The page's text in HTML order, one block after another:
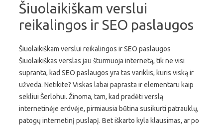
Šiuolaikiškam verslui
reikalingos ir SEO paslaugos
Šiuolaikiškam verslui reikalingos ir SEO paslaugos
Šiuolaikiškas verslas jau šturmuoja internetą, tik ne visi
supranta, kad SEO paslaugos yra tas variklis, kuris viską ir
užveda. Netikite? Viskas labai paprasta ir elementaru kaip
sekliui Šerlohui. Žinoma, tam, kad pradėti verslą
internetinėje erdvėje, pirmiausia būtina susikurti patrauklų,
patogų internetinį puslapį. Bet iškarto kyla klausimas, ar po